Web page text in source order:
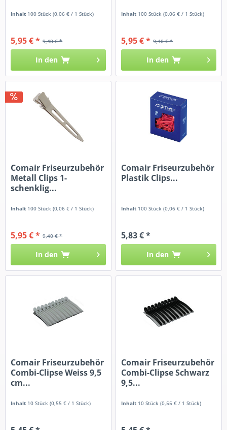
Inhalt 100 Stück(0,06 € / 1 Stück)
9,40 € *
5,95 € *
In den
Inhalt 100 Stück(0,06 € / 1 Stück)
9,40 € *
5,95 € *
In den
Comair Friseurzubehör
Metall Clips 1-
schenklig...
Inhalt 100 Stück(0,06 € / 1 Stück)
9,40 € *
5,95 € *
In den
Comair Friseurzubehör
Plastik Clips...
Inhalt 100 Stück(0,06 € / 1 Stück)
5,83 € *
In den
Comair Friseurzubehör
Combi-Clipse Weiss 9,5
cm...
Inhalt 10 Stück(0,55 € / 1 Stück)
Comair Friseurzubehör
Combi-Clipse Schwarz
9,5...
Inhalt 10 Stück(0,55 € / 1 Stück)